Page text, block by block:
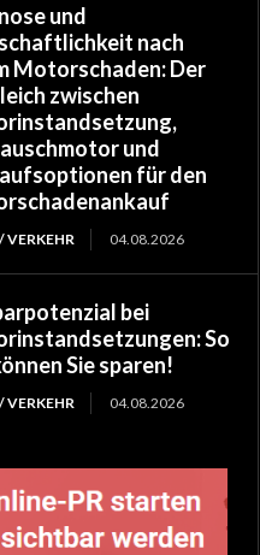
und
nach
Motorschaden: Der
zwischen
und
für den
VERKEHR 04.08.2026
bei
So
Sie sparen!
VERKEHR 04.08.2026